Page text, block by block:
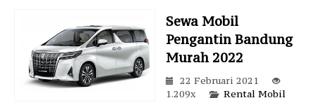
Sewa Mobil
Pengantin Bandung
Murah 2022
22 Februari 2021
1.209x
Rental Mobil